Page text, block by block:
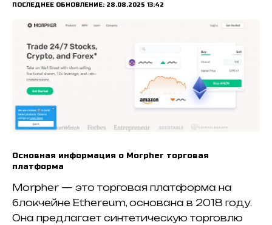
ПОСЛЕДНЕЕ ОБНОВЛЕНИЕ: 28.08.2025 13:42
Основная информация о Morpher торговая
платформа
Morpher — это торговая платформа на
блокчейне Ethereum, основана в 2018 году.
Она предлагает синтетическую торговлю